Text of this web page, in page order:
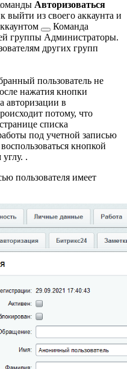
Авторизоваться
выйти из своего аккаунта и
Команда
группы Администраторы.
других групп
пользователь не
нажатия кнопки
авторизации в
потому, что
списка
под учетной записью
кнопкой
.
пользователя имеет